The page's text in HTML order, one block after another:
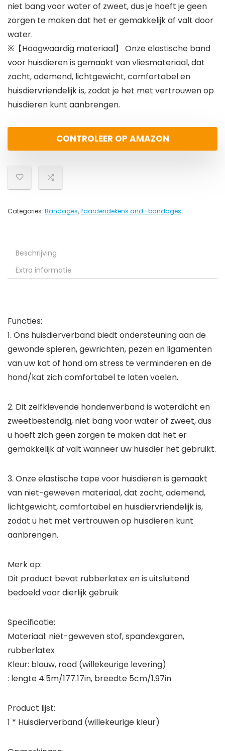
niet bang voor water of zweet, dus je hoeft je geen
zorgen te maken dat het er gemakkelijk af valt door
water.
※【Hoogwaardig materiaal】 Onze elastische band
voor huisdieren is gemaakt van vliesmateriaal, dat
zacht, ademend, lichtgewicht, comfortabel en
huisdiervriendelijk is, zodat je het met vertrouwen op
huisdieren kunt aanbrengen.
CONTROLEER OP AMAZON
Categories: Bandages,Paardendekens and -bandages
Beschrijving
Extra informatie
Functies:
1. Ons huisdierverband biedt ondersteuning aan de
gewonde spieren, gewrichten, pezen en ligamenten
van uw kat of hond om stress te verminderen en de
hond/kat zich comfortabel te laten voelen.
2. Dit zelfklevende hondenverband is waterdicht en
zweetbestendig, niet bang voor water of zweet, dus
u hoeft zich geen zorgen te maken dat het er
gemakkelijk af valt wanneer uw huisdier het gebruikt.
3. Onze elastische tape voor huisdieren is gemaakt
van niet-geweven materiaal, dat zacht, ademend,
lichtgewicht, comfortabel en huisdiervriendelijk is,
zodat u het met vertrouwen op huisdieren kunt
aanbrengen.
Merk op:
Dit product bevat rubberlatex en is uitsluitend
bedoeld voor dierlijk gebruik
Specificatie:
Materiaal: niet-geweven stof, spandexgaren,
rubberlatex
Kleur: blauw, rood (willekeurige levering)
: lengte 4.5m/177.17in, breedte 5cm/1.97in
Product lijst:
1 * Huisdierverband (willekeurige kleur)